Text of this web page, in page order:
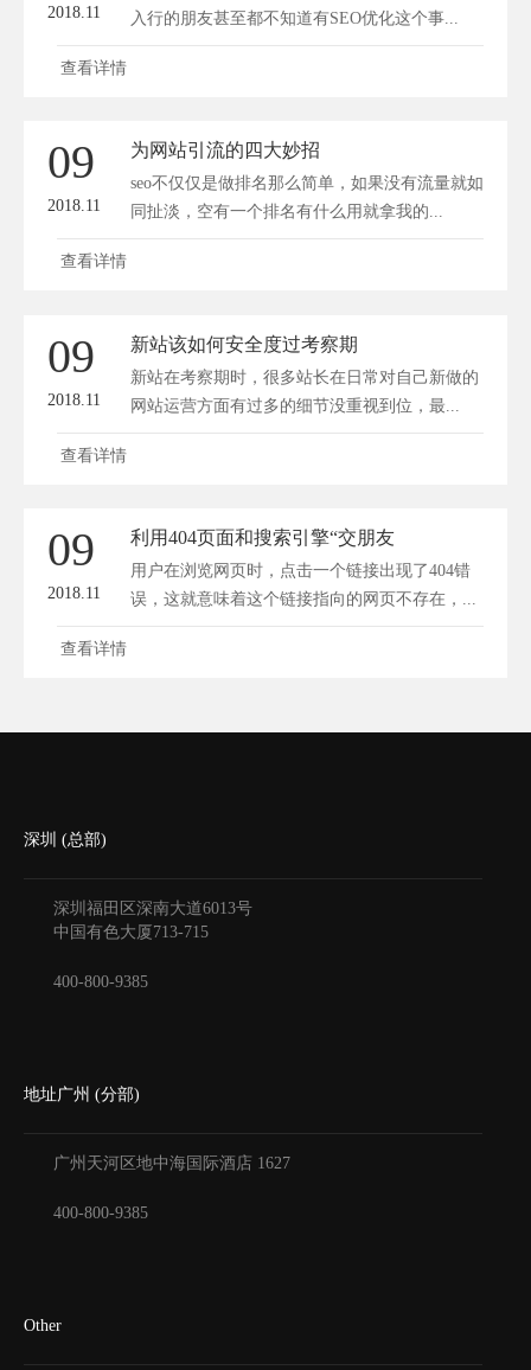
2018.11
入行的朋友甚至都不知道有SEO优化这个事...
查看详情
09
2018.11
为网站引流的四大妙招
seo不仅仅是做排名那么简单，如果没有流量就如
同扯淡，空有一个排名有什么用就拿我的...
查看详情
09
2018.11
新站该如何安全度过考察期
新站在考察期时，很多站长在日常对自己新做的
网站运营方面有过多的细节没重视到位，最...
查看详情
09
2018.11
利用404页面和搜索引擎“交朋友
用户在浏览网页时，点击一个链接出现了404错
误，这就意味着这个链接指向的网页不存在，...
查看详情
深圳 (总部)
深圳福田区深南大道6013号
中国有色大厦713-715
400-800-9385
地址广州 (分部)
广州天河区地中海国际酒店 1627
400-800-9385
Other